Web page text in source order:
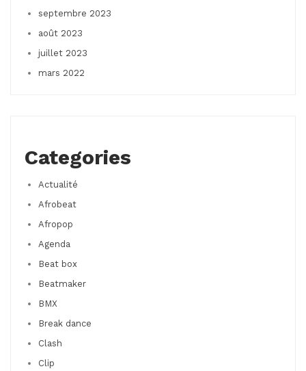
septembre 2023
août 2023
juillet 2023
mars 2022
Categories
Actualité
Afrobeat
Afropop
Agenda
Beat box
Beatmaker
BMX
Break dance
Clash
Clip